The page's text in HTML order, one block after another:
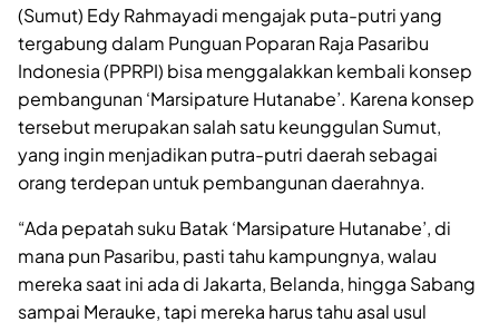
(Sumut) Edy Rahmayadi mengajak puta-putri yang
tergabung dalam Punguan Poparan Raja Pasaribu
Indonesia (PPRPI) bisa menggalakkan kembali konsep
pembangunan ‘Marsipature Hutanabe’. Karena konsep
tersebut merupakan salah satu keunggulan Sumut,
yang ingin menjadikan putra-putri daerah sebagai
orang terdepan untuk pembangunan daerahnya.
“Ada pepatah suku Batak ‘Marsipature Hutanabe’, di
mana pun Pasaribu, pasti tahu kampungnya, walau
mereka saat ini ada di Jakarta, Belanda, hingga Sabang
sampai Merauke, tapi mereka harus tahu asal usul